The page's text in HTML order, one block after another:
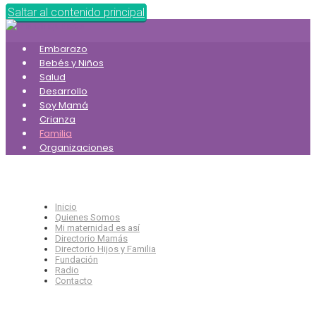
Saltar al contenido principal
Embarazo
Bebés y Niños
Salud
Desarrollo
Soy Mamá
Crianza
Familia
Organizaciones
Inicio
Quienes Somos
Mi maternidad es así
Directorio Mamás
Directorio Hijos y Familia
Fundación
Radio
Contacto